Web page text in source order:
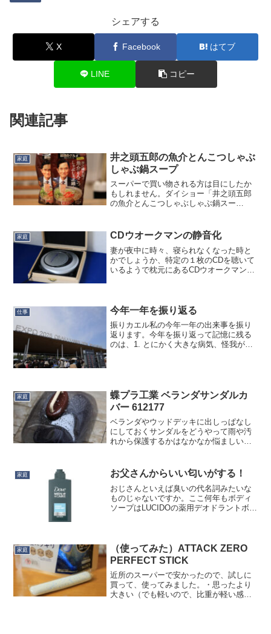
シェアする
X Facebook はてブ
LINE コピー
関連記事
家庭
井之頭五郎の魚介とんこつしゃぶ
しゃぶ鍋スープ
スーパーで買い物される方は目にしたか
もしれません。ダイショー「井之頭五郎
の魚介とんこつしゃぶしゃぶ鍋スー
五郎が追い求める❝究極のスープ❞を、フ
ードスタイリスト...
家庭 CDウオークマンの静音化
妻が夜中に時々、寝られなくなった時と
かでしょうか、特定の１枚のCDを聴いて
いるようで枕元にあるCDウオークマン
ジションに戻...
仕事 今年一年を振り返る
振りカエル私の今年一年の出来事を振り
返ります。今年を振り返って記憶に残る
のは、1. とにかく大きな病気、怪我がな
家庭
蝶プラ工業 ベランダサンダルカ
バー 612177
ベランダやウッドデッキに出しっぱなし
にしておくサンダルをどうやって雨や汚
れから保護するかはなかなか悩ましい問
しっぱなしにする人は出しっぱなしにす
ると思います。ベランダ用...
家庭 お父さんからいい匂いがする！
おじさんといえば臭いの代名詞みたいな
ものじゃないですか。ここ何年もボディ
ソープはLUCIDOの薬用デオドラントボデ
ー3回しか入らなか...
家庭
（使ってみた）ATTACK ZERO
PERFECT STICK
近所のスーパーで安かったので、試しに
買って、使ってみました。・思ったより
大きい（でも軽いので、比重が軽い感じ